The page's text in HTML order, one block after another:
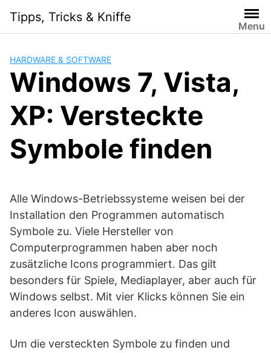
content
Tipps, Tricks & Kniffe
Menu
HARDWARE & SOFTWARE
Windows 7, Vista,
XP: Versteckte
Symbole finden
Alle Windows-Betriebssysteme weisen bei der
Installation den Programmen automatisch
Symbole zu. Viele Hersteller von
Computerprogrammen haben aber noch
zusätzliche Icons programmiert. Das gilt
besonders für Spiele, Mediaplayer, aber auch für
Windows selbst. Mit vier Klicks können Sie ein
anderes Icon auswählen.
Um die versteckten Symbole zu finden und